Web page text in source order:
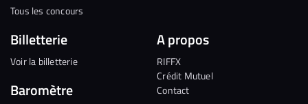
Tous les concours
Billetterie
Voir la billetterie
Baromètre
A propos
RIFFX
Crédit Mutuel
Contact